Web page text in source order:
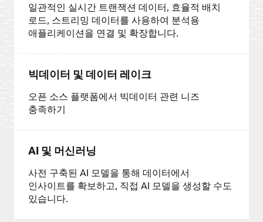
일관적인 실시간 트랜잭션 데이터, 효율적 배치
로드, 스트리밍 데이터를 사용하여 분석용
애플리케이션을 연결 및 확장합니다.
빅데이터 및 데이터 레이크
오픈 소스 플랫폼에서 빅데이터 관련 니즈
충족하기
AI 및 머신러닝
사전 구축된 AI 모델을 통해 데이터에서
인사이트를 확보하고, 직접 AI 모델을 생성할 수도
있습니다.